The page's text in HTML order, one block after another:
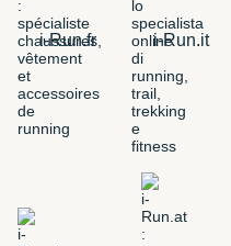
i-Run.fr i-Run.it